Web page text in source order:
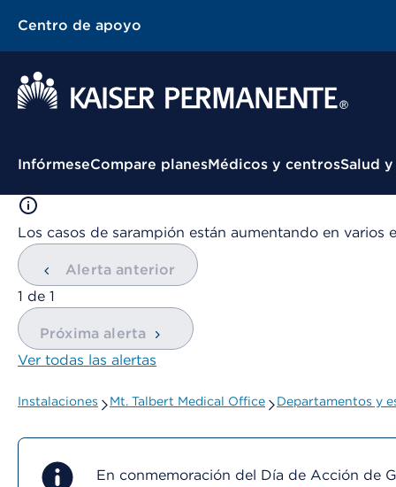
Centro de apoyo
Menú contextual
InfórmeseCompare planesMédicos y centrosSalud
Los casos de sarampión están aumentando en
Alerta anterior
mostrando
1 de 1
Próxima alerta
Ver todas las alertas
Instalaciones Mt. Talbert Medical Office Departamentos y
En conmemoración del Día de Acción de